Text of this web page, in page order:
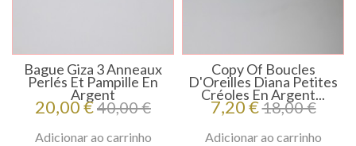
Bague Giza 3 Anneaux
Perlés Et Pampille En
Argent
Preço
20,00 €Preço
regular
40,00 €
Adicionar ao carrinho
Copy Of Boucles
D'Oreilles Diana Petites
Créoles En Argent...
Preço
7,20 €Preço
regular
18,00 €
Adicionar ao carrinho